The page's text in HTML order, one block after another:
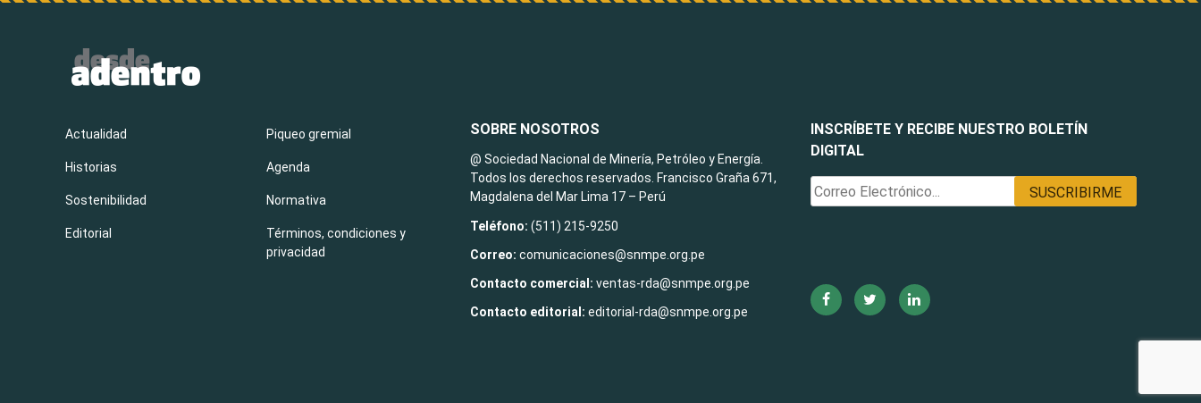
INSCRÍBETE Y RECIBE NUESTRO BOLETÍN
DIGITAL
Actualidad
Historias
Sostenibilidad
Editorial
Piqueo gremial
Agenda
Normativa
Términos, condiciones y
privacidad
SOBRE NOSOTROS
@ Sociedad Nacional de Minería, Petróleo y Energía.
Todos los derechos reservados. Francisco Graña 671,
Magdalena del Mar Lima 17 – Perú
Teléfono: (511) 215-9250
Correo:comunicaciones@snmpe.org.pe
Contacto comercial: ventas-rda@snmpe.org.pe
Contacto editorial: editorial-rda@snmpe.org.pe